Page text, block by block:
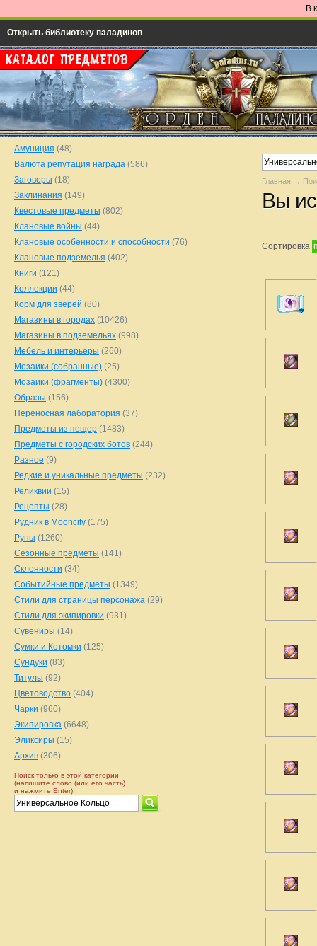
В
Открыть библиотеку паладинов
Главная →
Вы
Сортировка
Амуниция (48)
Валюта репутация награда (586)
Заговоры (18)
Заклинания (149)
Квестовые предметы (802)
Клановые войны (44)
Клановые особенности и способности (76)
Клановые подземелья (402)
Книги (121)
Коллекции (44)
Корм для зверей (80)
Магазины в городах (10426)
Магазины в подземельях (998)
Мебель и интерьеры (260)
Мозаики (собранные) (25)
Мозаики (фрагменты) (4300)
Образы (156)
Переносная лаборатория (37)
Предметы из пещер (1483)
Предметы с городских ботов (244)
Разное (9)
Редкие и уникальные предметы (232)
Реликвии (15)
Рецепты (28)
Рудник в Mooncity (175)
Руны (1260)
Сезонные предметы (141)
Склонности (34)
Событийные предметы (1349)
Стили для страницы персонажа (29)
Стили для экипировки (931)
Сувениры (14)
Сумки и Котомки (125)
Сундуки (83)
Титулы (92)
Цветоводство (404)
Чарки (960)
Экипировка (6648)
Эликсиры (15)
Архив (306)
Поиск только в этой категории
(напишите слово (или его часть)
и нажмите Enter)